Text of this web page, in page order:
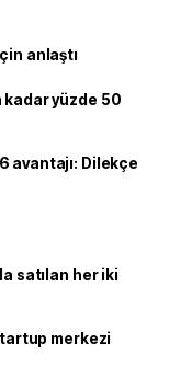
anlaştı
kadar yüzde 50
avantajı: Dilekçe
satılan her iki
merkezi